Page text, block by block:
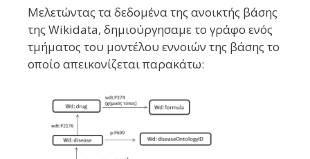
Μελετώντας τα δεδομένα της ανοικτής βάσης
της Wikidata, δημιούργησαμε το γράφο ενός
τμήματος του μοντέλου εννοιών της βάσης το
οποίο απεικονίζεται παρακάτω: